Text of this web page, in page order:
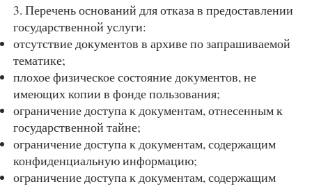
3. Перечень оснований для отказа в предоставлении
государственной услуги:
отсутствие документов в архиве по запрашиваемой
тематике;
плохое физическое состояние документов, не
имеющих копии в фонде пользования;
ограничение доступа к документам, отнесенным к
государственной тайне;
ограничение доступа к документам, содержащим
конфиденциальную информацию;
ограничение доступа к документам, содержащим